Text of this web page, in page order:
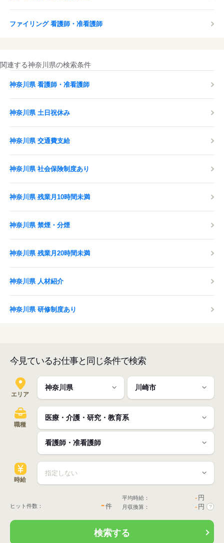
ファイリング 看護師・准看護師
関連する神奈川県の検索条件
神奈川県 看護師・准看護師
神奈川県 土日祝休み
神奈川県 交通費支給
神奈川県 社会保険制度あり
神奈川県 残業月10時間未満
神奈川県 禁煙・分煙
神奈川県 残業月20時間未満
神奈川県 人材紹介
神奈川県 研修制度あり
今見ているお仕事と同じ条件で検索
エリア
職種
時給
ヒット件数： -件
平均時給： - 円
月収換算： - 円 ?
検索する